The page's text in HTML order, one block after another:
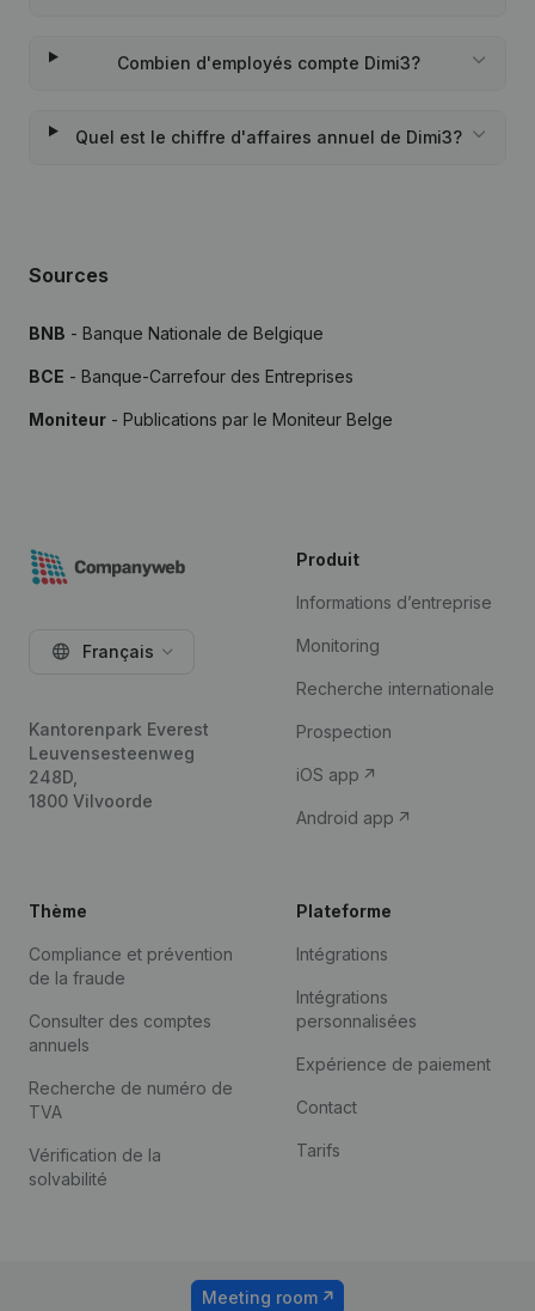
Combien d'employés compte Dimi3?
Quel est le chiffre d'affaires annuel de Dimi3?
Sources
BNB - Banque Nationale de Belgique
BCE - Banque-Carrefour des Entreprises
Moniteur - Publications par le Moniteur Belge
Français
Kantorenpark Everest
Leuvensesteenweg
248D,
1800 Vilvoorde
Produit
Informations d’entreprise
Monitoring
Recherche internationale
Prospection
iOS app
Android app
Thème
Compliance et prévention
de la fraude
Consulter des comptes
annuels
Recherche de numéro de
TVA
Vérification de la
solvabilité
Plateforme
Intégrations
Intégrations
personnalisées
Expérience de paiement
Contact
Tarifs
Meeting room